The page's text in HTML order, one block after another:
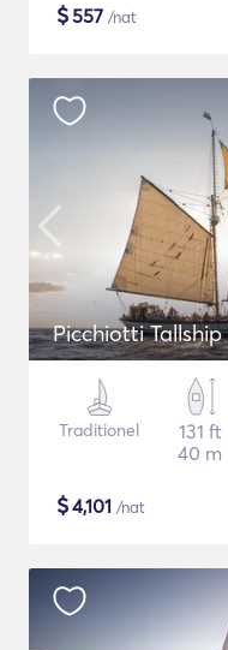
$557 /nat
Picchiotti
Traditionel
131 ft
40 m
$4,101 /nat